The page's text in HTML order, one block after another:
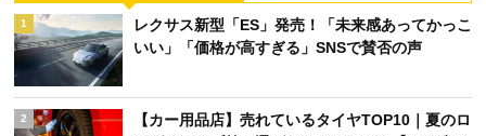
1
レクサス新型「ES」発売！「未来感あってかっこ
いい」「価格が高すぎる」SNSで賛否の声
2
【カー用品店】売れているタイヤTOP10｜夏のロ